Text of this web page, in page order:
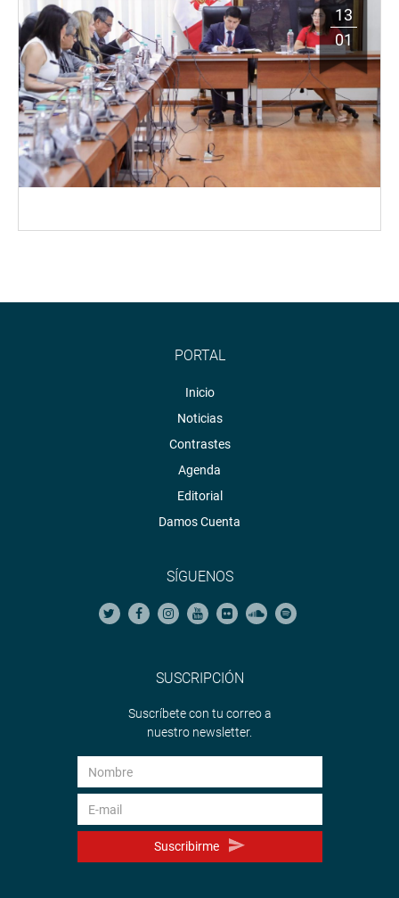
13
01
PORTAL
Inicio
Noticias
Contrastes
Agenda
Editorial
Damos Cuenta
SÍGUENOS
SUSCRIPCIÓN
Suscríbete con tu correo a
nuestro newsletter.
Suscribirme